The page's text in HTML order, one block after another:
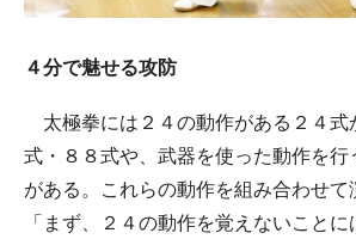
４分で魅せる攻防
太極拳には２４の動作がある２４式
式・８８式や、武器を使った動作を行
がある。これらの動作を組み合わせて
「まず、２４の動作を覚えないことに